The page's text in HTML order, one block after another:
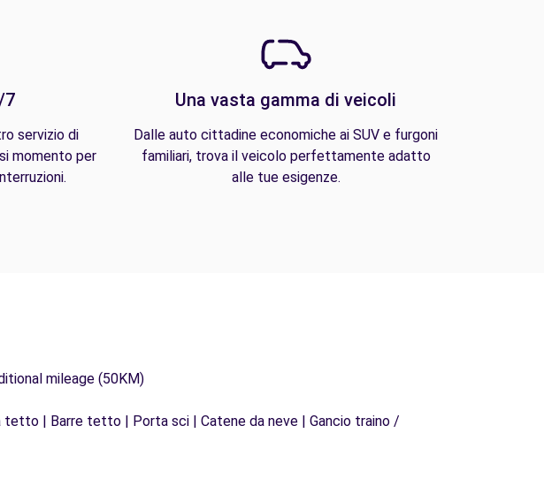
7
servizio di
momento per
Una vasta gamma di veicoli
Dalle auto cittadine economiche ai SUV e furgoni
familiari, trova il veicolo perfettamente adatto
alle tue esigenze.
mileage (50KM)
| Barre tetto | Porta sci | Catene da neve | Gancio traino /